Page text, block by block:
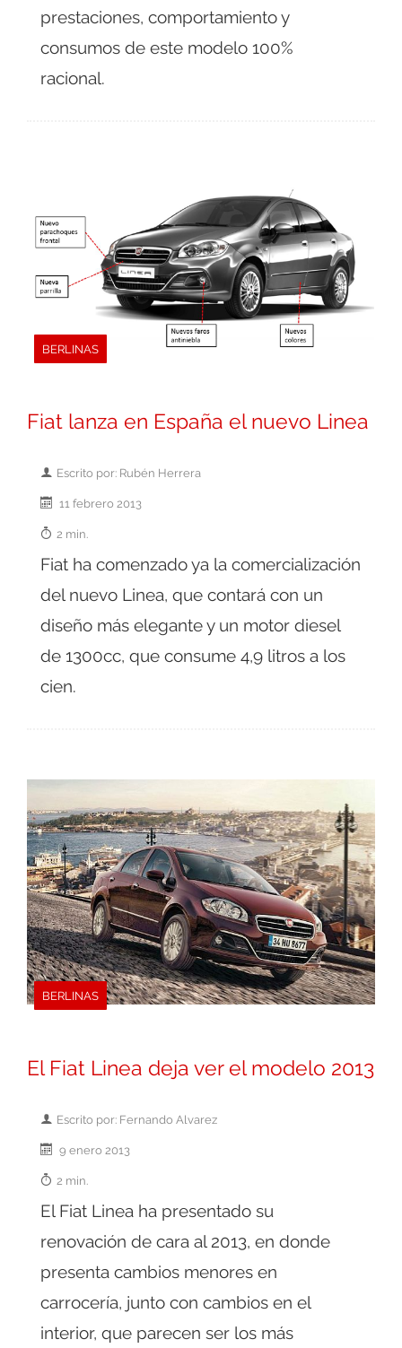
prestaciones, comportamiento y
consumos de este modelo 100%
racional.
BERLINAS
Fiat lanza en España el nuevo Linea
Escrito por: Rubén Herrera
11 febrero 2013
2 min.
Fiat ha comenzado ya la comercialización
del nuevo Linea, que contará con un
diseño más elegante y un motor diesel
de 1300cc, que consume 4,9 litros a los
cien.
BERLINAS
El Fiat Linea deja ver el modelo 2013
Escrito por: Fernando Alvarez
9 enero 2013
2 min.
El Fiat Linea ha presentado su
renovación de cara al 2013, en donde
presenta cambios menores en
carrocería, junto con cambios en el
interior, que parecen ser los más